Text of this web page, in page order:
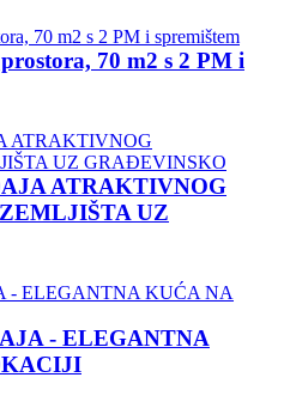
70 m2 s 2 PM i
ATRAKTIVNOG
UZ
- ELEGANTNA